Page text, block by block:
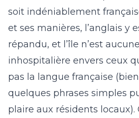
soit indéniablement
et ses manières, l’anglais y
répandu, et l’île n’est
inhospitalière envers ceux
pas la langue française
quelques phrases simples
plaire aux résidents locaux).